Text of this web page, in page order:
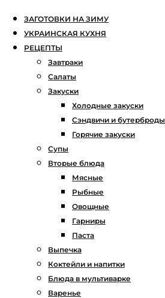
ЗАГОТОВКИ НА ЗИМУ
УКРАИНСКАЯ КУХНЯ
РЕЦЕПТЫ
Завтраки
Салаты
Закуски
Холодные закуски
Сэндвичи и бутерброды
Горячие закуски
Супы
Вторые блюда
Мясные
Рыбные
Овощные
Гарниры
Паста
Выпечка
Коктейли и напитки
Блюда в мультиварке
Варенье